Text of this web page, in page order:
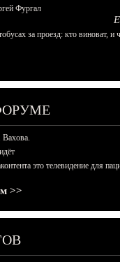
Фургал
за проезд: кто виноват, и
это телевидение для
>>